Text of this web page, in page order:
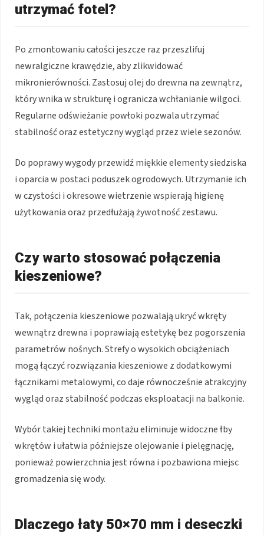
utrzymać fotel?
Po zmontowaniu całości jeszcze raz przeszlifuj
newralgiczne krawędzie, aby zlikwidować
mikronierówności. Zastosuj olej do drewna na zewnątrz,
który wnika w strukturę i ogranicza wchłanianie wilgoci.
Regularne odświeżanie powłoki pozwala utrzymać
stabilność oraz estetyczny wygląd przez wiele sezonów.
Do poprawy wygody przewidź miękkie elementy siedziska
i oparcia w postaci poduszek ogrodowych. Utrzymanie ich
w czystości i okresowe wietrzenie wspierają higienę
użytkowania oraz przedłużają żywotność zestawu.
Czy warto stosować połączenia
kieszeniowe?
Tak, połączenia kieszeniowe pozwalają ukryć wkręty
wewnątrz drewna i poprawiają estetykę bez pogorszenia
parametrów nośnych. Strefy o wysokich obciążeniach
mogą łączyć rozwiązania kieszeniowe z dodatkowymi
łącznikami metalowymi, co daje równocześnie atrakcyjny
wygląd oraz stabilność podczas eksploatacji na balkonie.
Wybór takiej techniki montażu eliminuje widoczne łby
wkrętów i ułatwia późniejsze olejowanie i pielęgnację,
ponieważ powierzchnia jest równa i pozbawiona miejsc
gromadzenia się wody.
Dlaczego łaty 50×70 mm i deseczki